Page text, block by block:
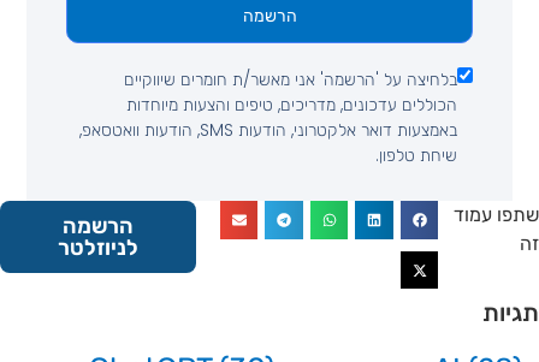
בלחיצה על 'הרשמה' אני מאשר/ת חומרים שיווקיים
הכוללים עדכונים, מדריכים, טיפים והצעות מיוחדות
באמצעות דואר אלקטרוני, הודעות SMS, הודעות וואטסאפ,
שיחת טלפון.
הרשמה
עמוד
הרשמה
לניוזלטר